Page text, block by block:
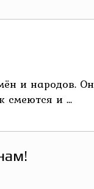
и народов.
смеются и ...